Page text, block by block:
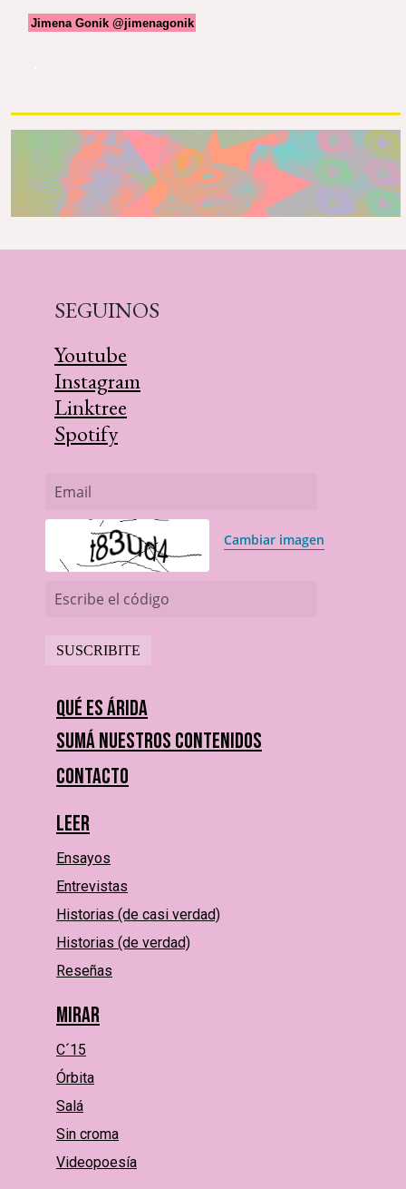
Jimena Gonik @jimenagonik
SEGUINOS
Youtube
Instagram
Linktree
Spotify
Email
Cambiar imagen
Escribe el código
Qué es Árida
Sumá nuestros contenidos
Contacto
Leer
Ensayos
Entrevistas
Historias (de casi verdad)
Historias (de verdad)
Reseñas
Mirar
C´15
Órbita
Salá
Sin croma
Videopoesía